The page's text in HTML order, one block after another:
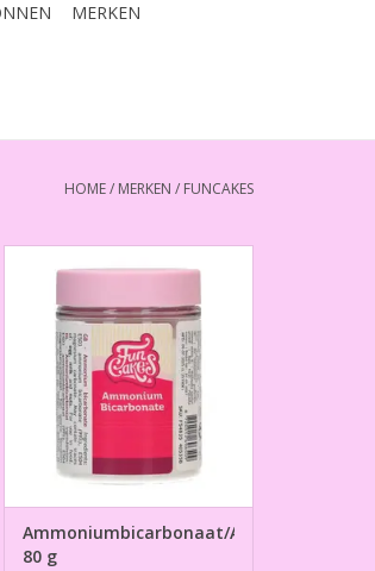
MERKEN
HOME/ MERKEN / FUNCAKES
TOEVOEGEN AAN WINKELWAGEN
Ammoniumbicarbonaat/Alkali
80 g